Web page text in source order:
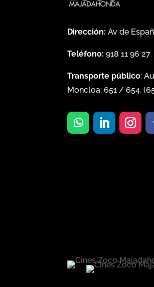
Dirección: Av de
Teléfono: 918 11 96 27
Transporte público:
Moncloa:651 /654. (